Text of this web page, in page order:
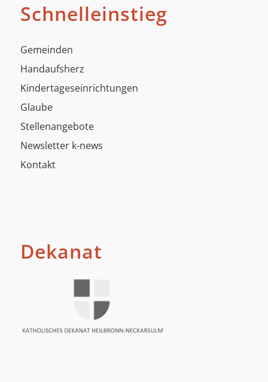
Schnelleinstieg
Gemeinden
Handaufsherz
Kindertageseinrichtungen
Glaube
Stellenangebote
Newsletter k-news
Kontakt
Dekanat